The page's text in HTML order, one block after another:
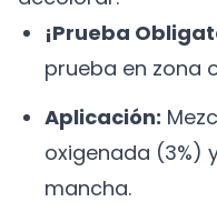
¡Prueba
prueba en zona
Aplicación:
oxigenada (3%)
mancha.